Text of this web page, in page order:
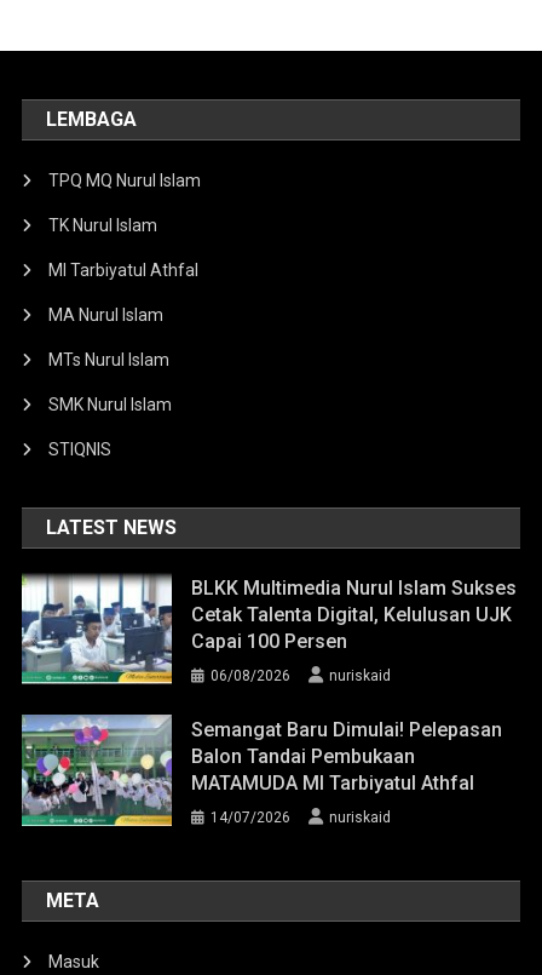
LEMBAGA
TPQ MQ Nurul Islam
TK Nurul Islam
MI Tarbiyatul Athfal
MA Nurul Islam
MTs Nurul Islam
SMK Nurul Islam
STIQNIS
LATEST NEWS
BLKK Multimedia Nurul Islam Sukses
Cetak Talenta Digital, Kelulusan UJK
Capai 100 Persen
06/08/2026 nuriskaid
Semangat Baru Dimulai! Pelepasan
Balon Tandai Pembukaan
MATAMUDA MI Tarbiyatul Athfal
14/07/2026 nuriskaid
META
Masuk